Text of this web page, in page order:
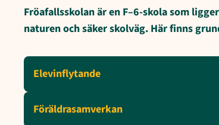
Fröafallsskolan är en F–6-skola som
naturen och säker skolväg. Här finns
Elevinflytande
Föräldrasamverkan